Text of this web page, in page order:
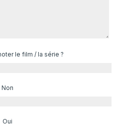
le film / la série ?
Non
Oui